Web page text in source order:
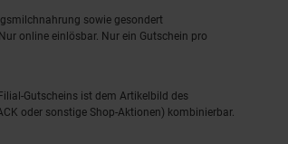
sowie gesondert
online einlösbar. Nur ein Gutschein pro
Gutscheins ist dem Artikelbild des
oder sonstige Shop-Aktionen) kombinierbar.